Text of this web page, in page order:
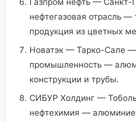
Газпром нефть — Санкт-
нефтегазовая отрасль —
продукция из цветных
Новатэк — Тарко-Сале —
промышленность —
конструкции и трубы.
СИБУР Холдинг —
нефтехимия —